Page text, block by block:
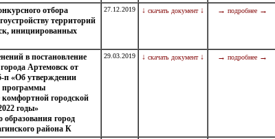
отбора
территорий
инициированных
27.12.2019 ↓ скачать документ↓ → подробнее →
в постановление
Артемовск от
п «Об утверждении
программы
городской
годы»
образования город
района К
29.03.2019 ↓ скачать документ↓ → подробнее →